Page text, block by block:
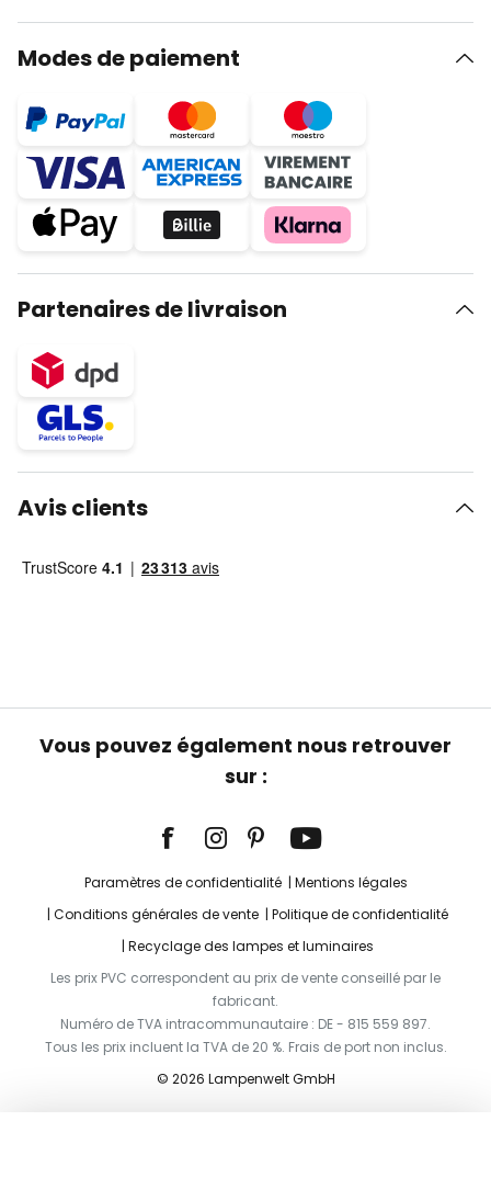
Modes de paiement
Partenaires de livraison
Avis clients
Vous pouvez également nous retrouver
sur :
Paramètres de confidentialité
Mentions légales
Conditions générales de vente
Politique de confidentialité
Recyclage des lampes et luminaires
Les prix PVC correspondent au prix de vente conseillé par le
fabricant.
Numéro de TVA intracommunautaire : DE - 815 559 897.
Tous les prix incluent la TVA de 20 %. Frais de port non inclus.
© 2026 Lampenwelt GmbH